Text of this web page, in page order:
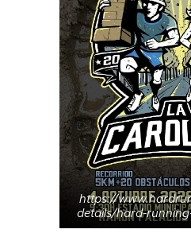
https://
details/hard-